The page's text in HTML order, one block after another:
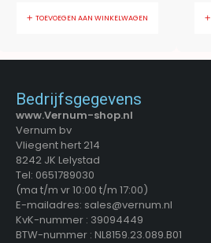
TOEVOEGEN AAN WINKELWAGEN
Bedrijfsgegevens
www.Vernum-shop.nl
Vernum bv
Vliegent hert 214
8242 JK Lelystad
Tel: 0651789030
(ma t/m vr 10:00 t/m 17:00)
E-mailadres: sales@vernum.nl
KvK-nummer : 39094449
BTW-nummer : NL8159.23.089.B01